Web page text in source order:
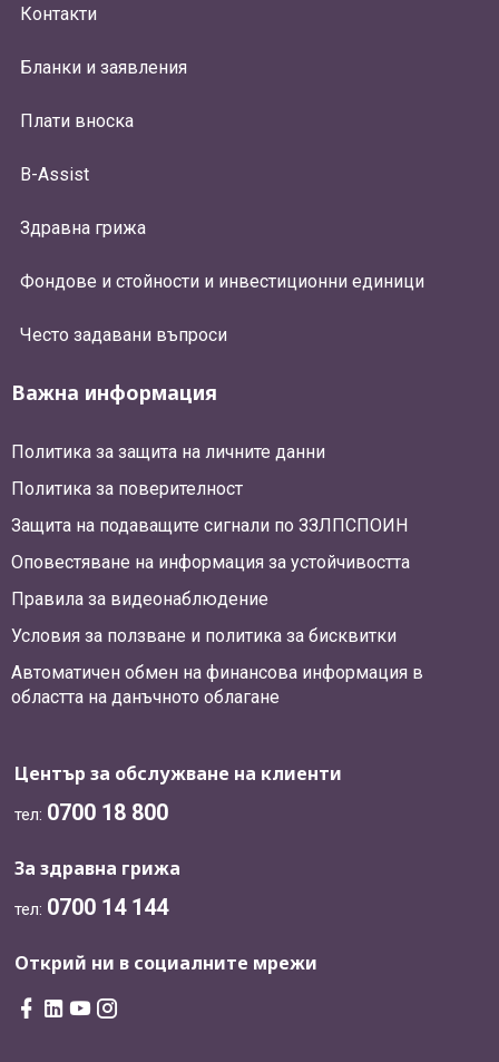
Контакти
Бланки и заявления
Плати вноска
B-Assist
Здравна грижа
Фондове и стойности и инвестиционни единици
Често задавани въпроси
Важна информация
Политика за защита на личните данни
Политика за поверителност
Защита на подаващите сигнали по ЗЗЛПСПОИН
Оповестяване на информация за устойчивостта
Правила за видеонаблюдение
Условия за ползване и политика за бисквитки
Автоматичен обмен на финансова информация в
областта на данъчното облагане
Център за обслужване на клиенти
тел: 0700 18 800
За здравна грижа
тел: 0700 14 144
Открий ни в социалните мрежи